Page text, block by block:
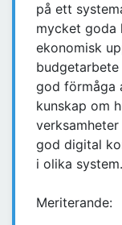
på ett
mycket goda
ekonomisk
budgetarbete
god förmåga
kunskap om
god digital
i olika system.
Meriterande: